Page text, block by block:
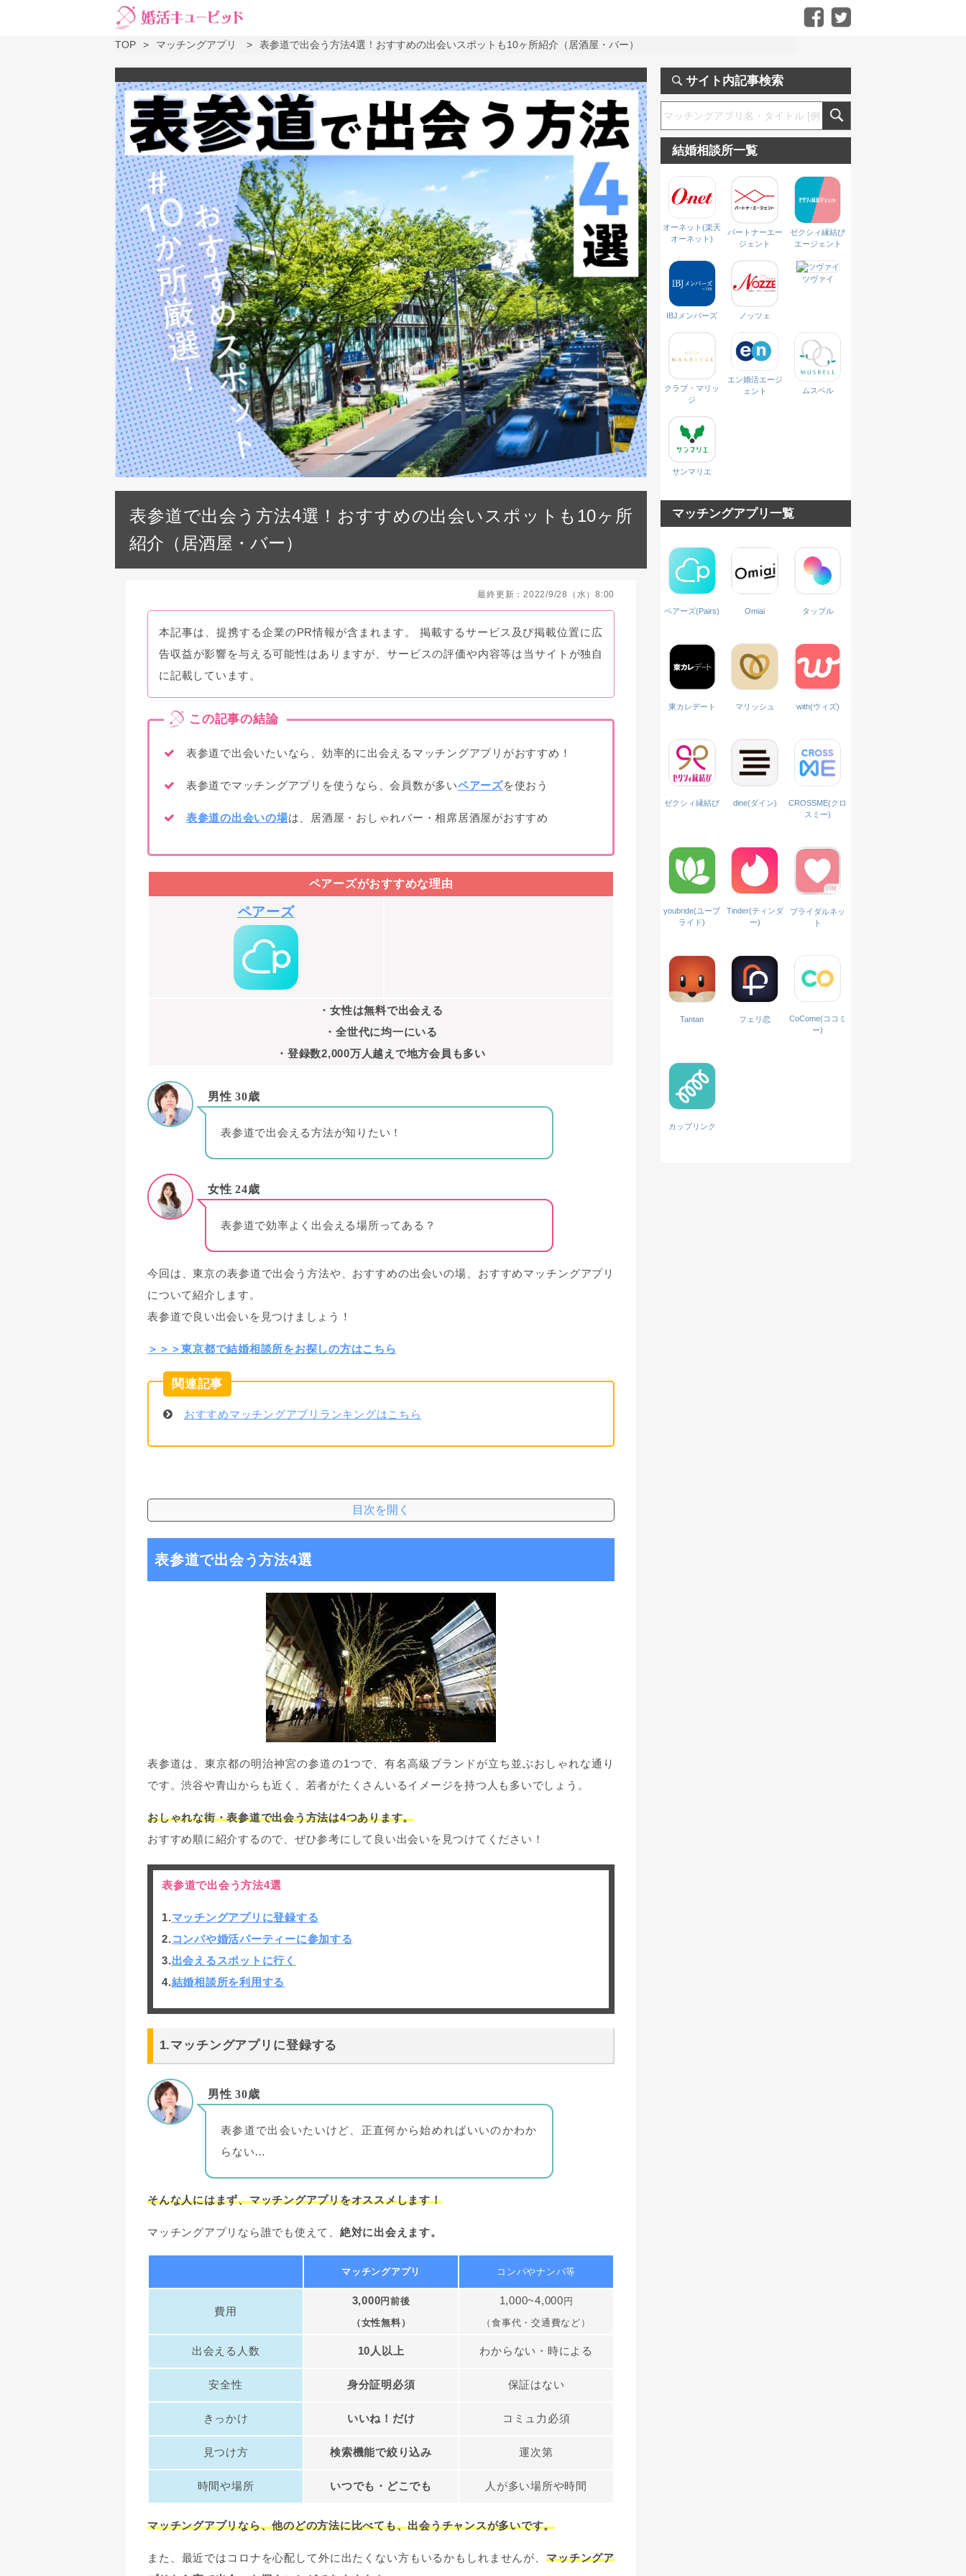
TOP マッチングアプリ 表参道で出会う方法4選！おすすめの出会いスポットも10ヶ所紹介（居酒屋・バー）
表参道で出会う方法4選！おすすめの出会いスポットも10ヶ所
紹介（居酒屋・バー）
最終更新：2022/9/28（水）8:00
本記事は、提携する企業のPR情報が含まれます。 掲載するサービス及び掲載位置に広
告収益が影響を与える可能性はありますが、サービスの評価や内容等は当サイトが独自
に記載しています。
表参道で出会いたいなら、効率的に出会えるマッチングアプリがおすすめ！
表参道でマッチングアプリを使うなら、会員数が多いペアーズを使おう
表参道の出会いの場は、居酒屋・おしゃれバー・相席居酒屋がおすすめ
ペアーズがおすすめな理由
ペアーズ
・女性は無料で出会える
・全世代に均一にいる
・登録数2,000万人越えで地方会員も多い
男性 30歳
表参道で出会える方法が知りたい！
女性 24歳
表参道で効率よく出会える場所ってある？
今回は、東京の表参道で出会う方法や、おすすめの出会いの場、おすすめマッチングアプリ
について紹介します。
表参道で良い出会いを見つけましょう！
＞＞＞東京都で結婚相談所をお探しの方はこちら
おすすめマッチングアプリランキングはこちら
表参道で出会う方法4選
表参道は、東京都の明治神宮の参道の1つで、有名高級ブランドが立ち並ぶおしゃれな通り
です。渋谷や青山からも近く、若者がたくさんいるイメージを持つ人も多いでしょう。
おしゃれな街・表参道で出会う方法は4つあります。
おすすめ順に紹介するので、ぜひ参考にして良い出会いを見つけてください！
表参道で出会う方法4選
1.マッチングアプリに登録する
2.コンパや婚活パーティーに参加する
3.出会えるスポットに行く
4.結婚相談所を利用する
1.マッチングアプリに登録する
男性 30歳
表参道で出会いたいけど、正直何から始めればいいのかわか
らない…
そんな人にはまず、マッチングアプリをオススメします！
マッチングアプリなら誰でも使えて、 絶対に出会えます。
マッチングアプリ コンパやナンパ等
費用
3,000円前後
（女性無料）
1,000~4,000 円
（食事代・交通費など）
出会える人数 10人以上 わからない・時による
安全性 身分証明必須 保証はない
きっかけ いいね！だけ コミュ力必須
見つけ方 検索機能で絞り込み 運次第
時間や場所 いつでも・どこでも 人が多い場所や時間
マッチングアプリなら、他のどの方法に比べても、出会うチャンスが多いです。
また、最近ではコロナを心配して外に出たくない方もいるかもしれませんが、 マッチングア
サイト内記事検索
結婚相談所一覧
オーネット(楽天
オーネット)
パートナーエー
ジェント
ゼクシィ縁結び
エージェント
IBJメンバーズ ノッツェ
ツヴァイ
クラブ・マリッ
ジ
エン婚活エージ
ェント
ムスベル
サンマリエ
マッチングアプリ一覧
ペアーズ(Pairs) Omiai タップル
東カレデート マリッシュ with(ウィズ)
ゼクシィ縁結び dine(ダイン)
CROSSME(クロ
スミー)
youbride(ユーブ
ライド)
Tinder(ティンダ
ー)
ブライダルネッ
ト
Tantan フェリ恋
CoCome(ココミ
ー)
カップリンク